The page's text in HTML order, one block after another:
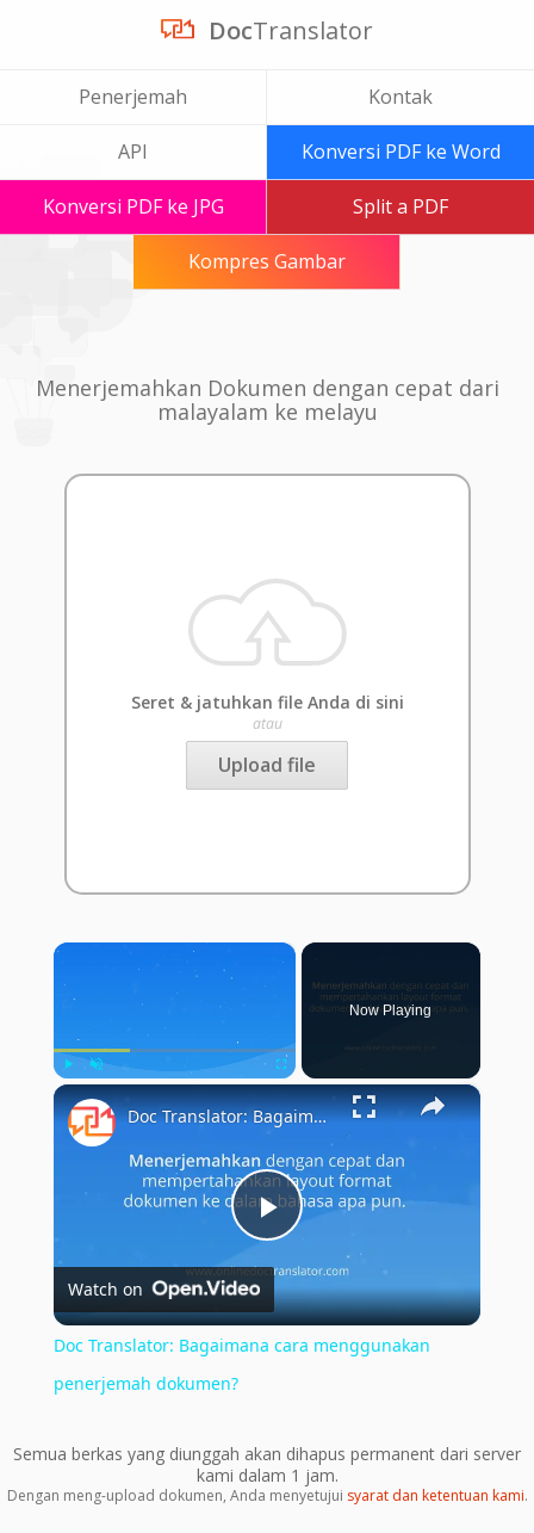
DocTranslator
Penerjemah Kontak
API Konversi PDF ke Word
Konversi PDF ke JPG Split a PDF
Kompres Gambar
Menerjemahkan Dokumen dengan cepat dari
malayalam ke melayu
Seret & jatuhkan file Anda di sini
atau
Upload file
×
Play Unmute Fullscreen
Now Playing
×
Play
Video
Doc Translator: Bagaimana cara menggunakan penerjemah dokumen?
Watch on
Doc Translator: Bagaimana cara menggunakan
penerjemah dokumen?
Semua berkas yang diunggah akan dihapus permanent dari server
kami dalam 1 jam.
Dengan meng-upload dokumen, Anda menyetujui syarat dan ketentuan kami.